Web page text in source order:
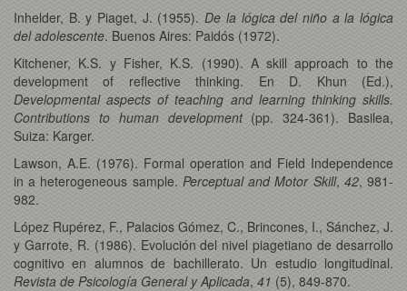
Inhelder, B. y Piaget, J. (1955). De la lógica del niño a la lógica
del adolescente. Buenos Aires: Paidós (1972).
Kitchener, K.S. y Fisher, K.S. (1990). A skill approach to the
development of reflective thinking. En D. Khun (Ed.),
Developmental aspects of teaching and learning thinking skills.
Contributions to human development(pp. 324-361). Basilea,
Suiza: Karger.
Lawson, A.E. (1976). Formal operation and Field Independence
in a heterogeneous sample. Perceptual and Motor Skill, 42, 981-
982.
López Rupérez, F., Palacios Gómez, C., Brincones, I., Sánchez, J.
y Garrote, R. (1986). Evolución del nivel piagetiano de desarrollo
cognitivo en alumnos de bachillerato. Un estudio longitudinal.
Revista de Psicología General y Aplicada, 41 (5), 849-870.